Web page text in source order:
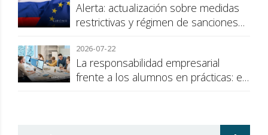
Alerta: actualización sobre medidas
restrictivas y régimen de sanciones
2026-07-22
La responsabilidad empresarial
frente a los alumnos en prácticas: el